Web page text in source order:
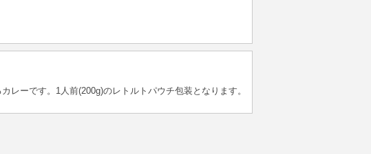
レーです。1人前(200g)のレトルトパウチ包装となります。